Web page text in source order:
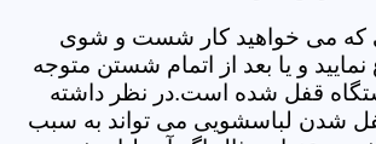
که می خواهید کار شست و شوی
و یا بعد از اتمام شستن متوجه
قفل شده است.در نظر داشته
شدن لباسشویی می تواند به سبب